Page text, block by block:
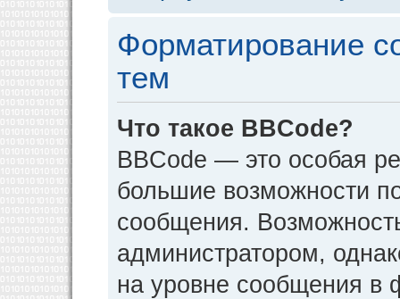
Форматирование
тем
Что такое BBCode?
BBCode — это особая
большие возможности
сообщения.
администратором,
на уровне сообщения в